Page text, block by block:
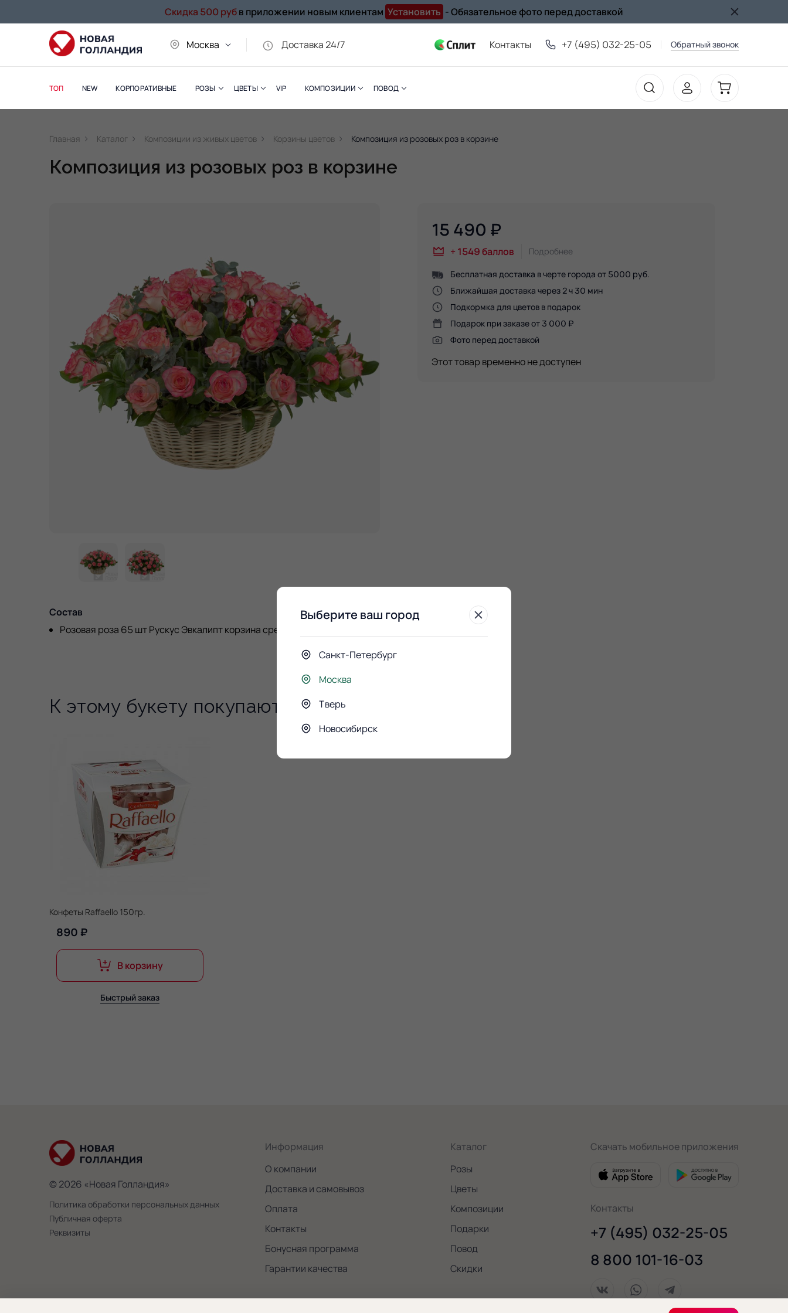
Скидка 500 рубв приложении новым клиентам Установить - Обязательное фото перед доставкой
Москва Доставка 24/7 Контакты +7 (495) 032-25-05 Обратный звонок
ТОП NEW КОРПОРАТИВНЫЕ РОЗЫ ЦВЕТЫ VIP КОМПОЗИЦИИ ПОВОД
Главная Каталог Композиции из живых цветов Корзины цветов Композиция из розовых роз в корзине
Композиция из розовых роз в корзине
Состав
Розовая роза 65 шт Рускус Эвкалипт корзина средняя Оазис
15 490 ₽
+ 1549баллов Подробнее
Бесплатная доставка в черте города от 5000 руб.
Ближайшая доставка через 2 ч 30 мин
Подкормка для цветов в подарок
Подарок при заказе от 3 000 ₽
Фото перед доставкой
Этот товар временно не доступен
К этому букету покупают
Конфеты Raffaello 150гр.
890 ₽
В корзину
Быстрый заказ
© 2026 «Новая Голландия»
Политика обработки персональных данных
Публичная оферта
Реквизиты
Информация
О компании
Доставка и самовывоз
Оплата
Контакты
Бонусная программа
Гарантии качества
Каталог
Розы
Цветы
Композиции
Подарки
Повод
Скидки
Скачать мобильное приложения
Контакты
+7 (495) 032-25-05
8 800 101-16-03
Выберите ваш город
Санкт-Петербург
Москва
Тверь
Новосибирск